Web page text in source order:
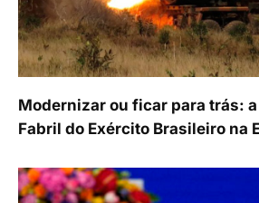
Modernizar ou ficar para trás:
Fabril do Exército Brasileiro na